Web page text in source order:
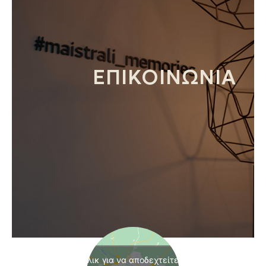
ΕΠΙΚΟΙΝΩΝΙΑ
Κάντε κλικ για να αποδεχτείτε cookies